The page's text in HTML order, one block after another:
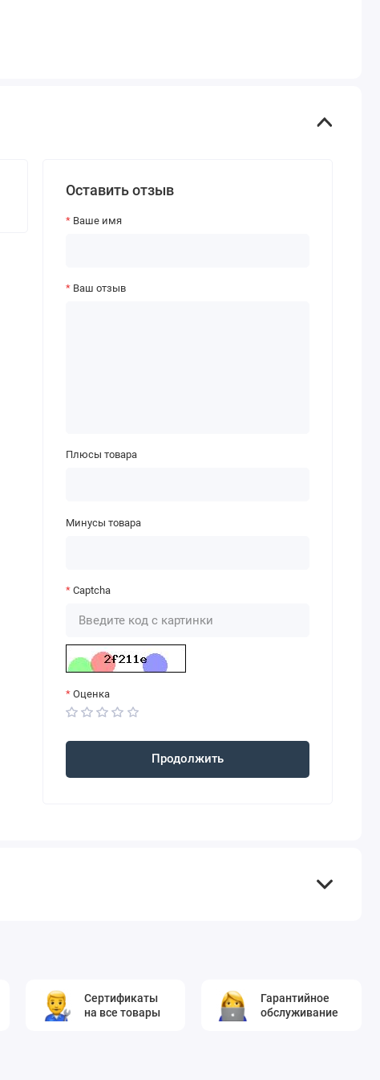
Оставить отзыв
Ваше имя
Ваш отзыв
Плюсы товара
Минусы товара
Captcha
Оценка
Продолжить
Сертификаты
на все товары
Гарантийное
обслуживание